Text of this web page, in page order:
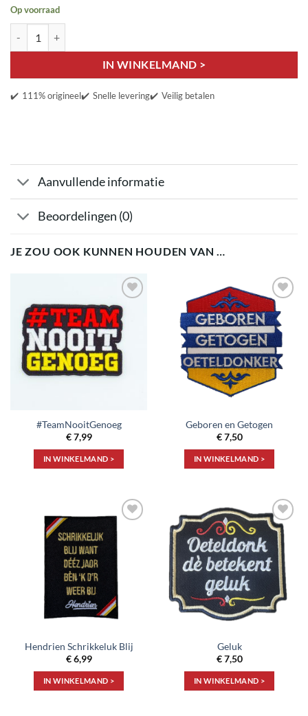
Op voorraad
IN WINKELMAND >
✔️ 111% origineel✔️ Snelle levering✔️ Veilig betalen
Aanvullende informatie
Beoordelingen (0)
JE ZOU OOK KUNNEN HOUDEN VAN …
Toevoegen
aan
verlanglijst
#TeamNooitGenoeg
€7,99
IN WINKELMAND >
Toevoegen
aan
verlanglijst
Geboren en Getogen
€7,50
IN WINKELMAND >
Toevoegen
aan
verlanglijst
Hendrien Schrikkeluk Blij
€6,99
IN WINKELMAND >
Toevoegen
aan
verlanglijst
Geluk
€7,50
IN WINKELMAND >